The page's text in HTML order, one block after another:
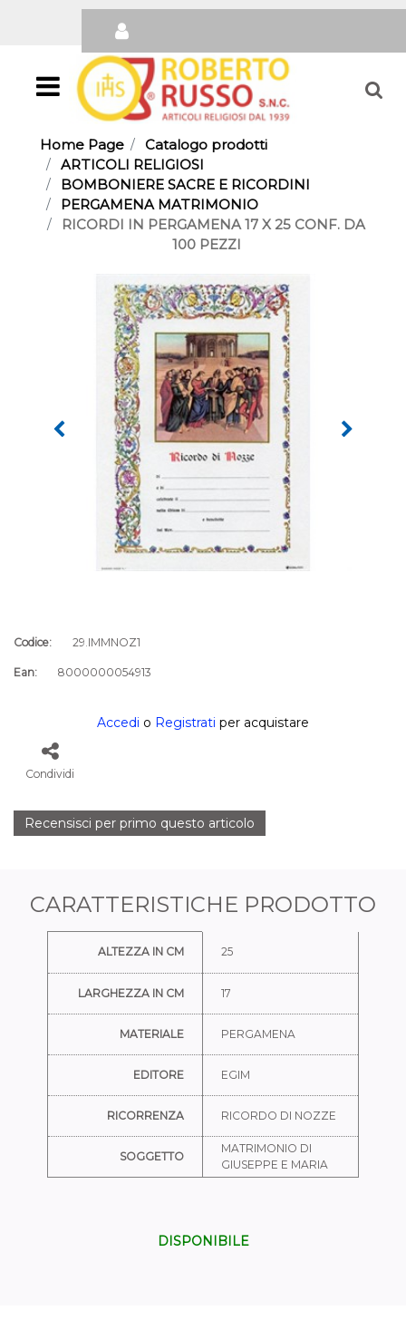
Open
Home Page
Catalogo prodotti
ARTICOLI RELIGIOSI
BOMBONIERE SACRE E RICORDINI
PERGAMENA MATRIMONIO
RICORDI IN PERGAMENA 17 X 25 CONF. DA
100 PEZZI
Codice: 29.IMMNOZ1
Ean: 8000000054913
Accedi o Registrati per acquistare
Condividi
Recensisci per primo questo articolo
CARATTERISTICHE PRODOTTO
ALTEZZA IN CM 25
LARGHEZZA IN CM 17
MATERIALE PERGAMENA
EDITORE EGIM
RICORRENZA RICORDO DI NOZZE
SOGGETTO
MATRIMONIO DI
GIUSEPPE E MARIA
DISPONIBILE